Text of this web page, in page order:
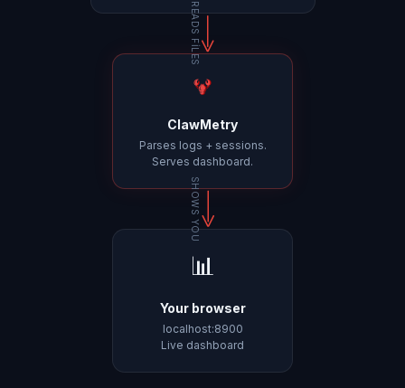
READS FILES
ClawMetry
Parses logs + sessions.
Serves dashboard.
SHOWS YOU
📊
Your browser
localhost:8900
Live dashboard